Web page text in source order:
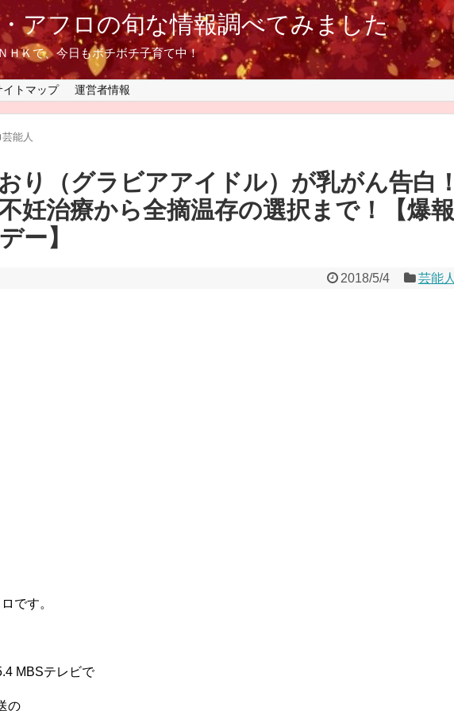
アフロの旬な情報調べてみました
ＨＫで、今日もボチボチ子育て中！
イトマップ 運営者情報
芸能人
り（グラビアアイドル）が乳がん告白！
妊治療から全摘温存の選択まで！【爆報
ー】
2018/5/4 芸能人
です。
MBSテレビで
の